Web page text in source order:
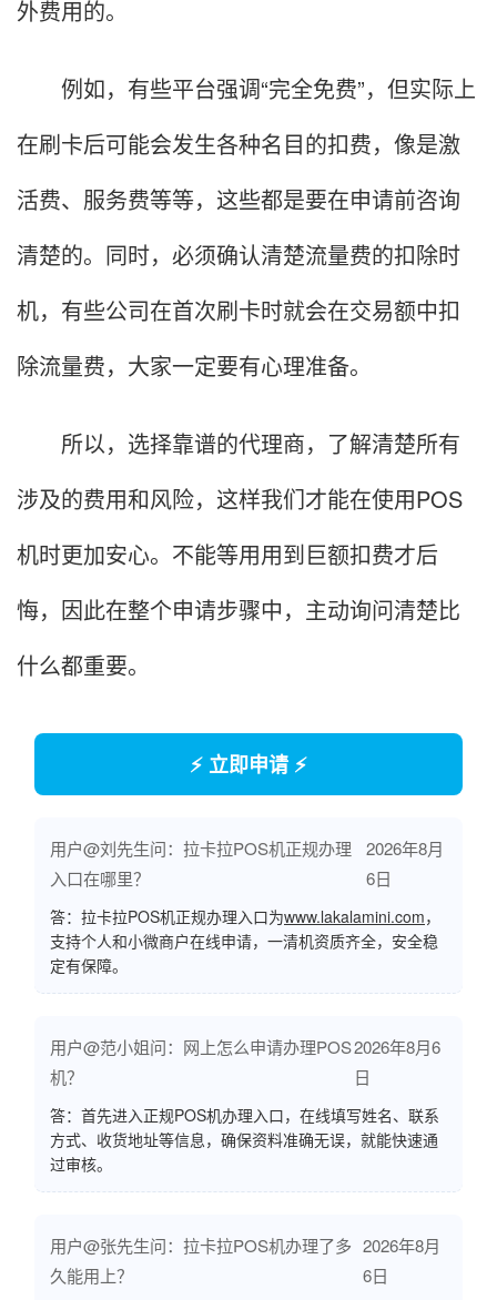
外费用的。
例如，有些平台强调“完全免费”，但实际上
在刷卡后可能会发生各种名目的扣费，像是激
活费、服务费等等，这些都是要在申请前咨询
清楚的。同时，必须确认清楚流量费的扣除时
机，有些公司在首次刷卡时就会在交易额中扣
除流量费，大家一定要有心理准备。
所以，选择靠谱的代理商，了解清楚所有
涉及的费用和风险，这样我们才能在使用POS
机时更加安心。不能等用用到巨额扣费才后
悔，因此在整个申请步骤中，主动询问清楚比
什么都重要。
⚡ 立即申请 ⚡
用户@刘先生问：拉卡拉POS机正规办理
入口在哪里？
2026年8月
6日
答：拉卡拉POS机正规办理入口为www.lakalamini.com，
支持个人和小微商户在线申请，一清机资质齐全，安全稳
定有保障。
用户@范小姐问：网上怎么申请办理POS
机？
2026年8月6
日
答：首先进入正规POS机办理入口，在线填写姓名、联系
方式、收货地址等信息，确保资料准确无误，就能快速通
过审核。
用户@张先生问：拉卡拉POS机办理了多
久能用上？
2026年8月
6日